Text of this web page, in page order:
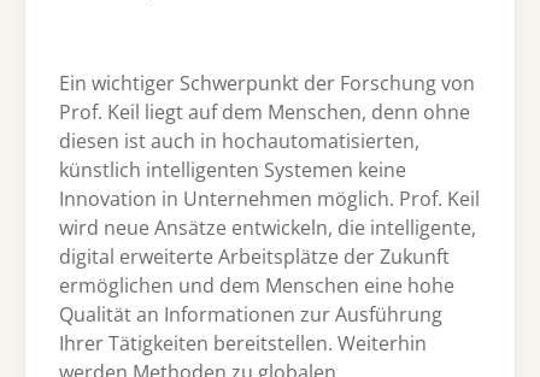
Ein wichtiger Schwerpunkt der Forschung von
Prof. Keil liegt auf dem Menschen, denn ohne
diesen ist auch in hochautomatisierten,
künstlich intelligenten Systemen keine
Innovation in Unternehmen möglich. Prof. Keil
wird neue Ansätze entwickeln, die intelligente,
digital erweiterte Arbeitsplätze der Zukunft
ermöglichen und dem Menschen eine hohe
Qualität an Informationen zur Ausführung
Ihrer Tätigkeiten bereitstellen. Weiterhin